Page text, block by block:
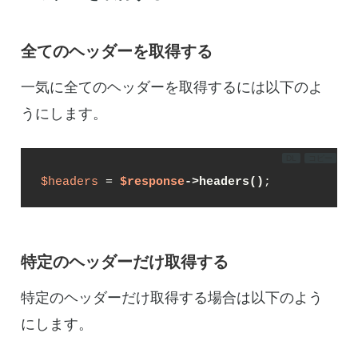
全てのヘッダーを取得する
一気に全てのヘッダーを取得するには以下のよ
うにします。
$headers = $response->headers() ;
特定のヘッダーだけ取得する
特定のヘッダーだけ取得する場合は以下のよう
にします。